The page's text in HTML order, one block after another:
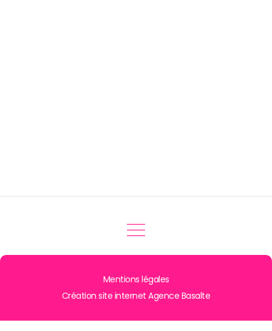
Mentions légales
Création site internet Agence Basalte